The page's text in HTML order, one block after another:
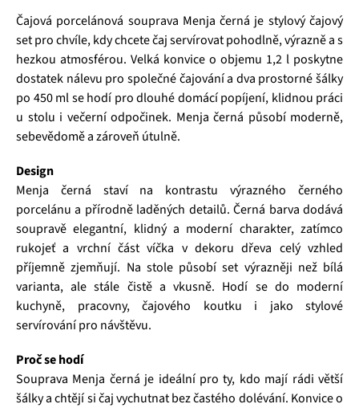
Čajová porcelánová souprava Menja černá je stylový čajový
set pro chvíle, kdy chcete čaj servírovat pohodlně, výrazně a s
hezkou atmosférou. Velká konvice o objemu 1,2 l poskytne
dostatek nálevu pro společné čajování a dva prostorné šálky
po 450 ml se hodí pro dlouhé domácí popíjení, klidnou práci
u stolu i večerní odpočinek. Menja černá působí moderně,
sebevědomě a zároveň útulně.
Design
Menja černá staví na kontrastu výrazného černého
porcelánu a přírodně laděných detailů. Černá barva dodává
soupravě elegantní, klidný a moderní charakter, zatímco
rukojeť a vrchní část víčka v dekoru dřeva celý vzhled
příjemně zjemňují. Na stole působí set výrazněji než bílá
varianta, ale stále čistě a vkusně. Hodí se do moderní
kuchyně, pracovny, čajového koutku i jako stylové
servírování pro návštěvu.
Proč se hodí
Souprava Menja černá je ideální pro ty, kdo mají rádi větší
šálky a chtějí si čaj vychutnat bez častého dolévání. Konvice o